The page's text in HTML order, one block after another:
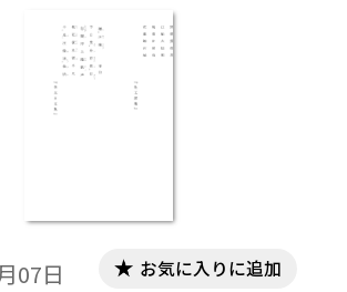
07日 お気に入りに追加